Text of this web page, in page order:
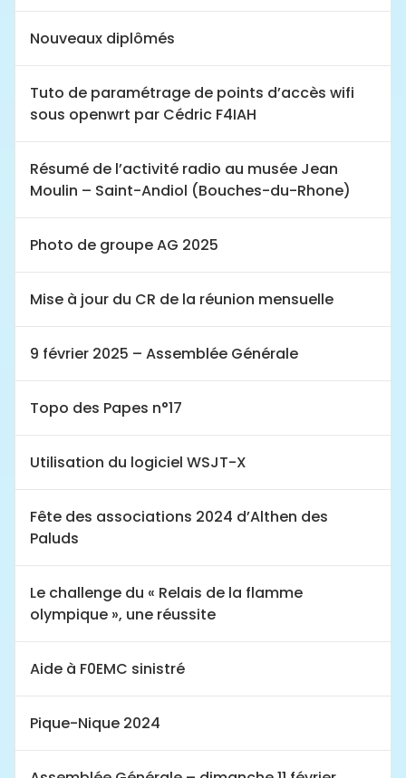
Nouveaux diplômés
Tuto de paramétrage de points d’accès wifi
sous openwrt par Cédric F4IAH
Résumé de l’activité radio au musée Jean
Moulin – Saint-Andiol (Bouches-du-Rhone)
Photo de groupe AG 2025
Mise à jour du CR de la réunion mensuelle
9 février 2025 – Assemblée Générale
Topo des Papes n°17
Utilisation du logiciel WSJT-X
Fête des associations 2024 d’Althen des
Paluds
Le challenge du « Relais de la flamme
olympique », une réussite
Aide à F0EMC sinistré
Pique-Nique 2024